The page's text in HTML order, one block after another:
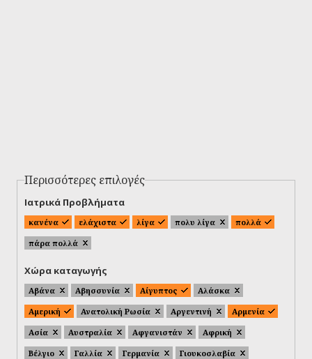
Περισσότερες επιλογές
Ιατρικά Προβλήματα
κανένα ελάχιστα λίγα πολυ λίγα
πολλά
πάρα πολλά
Χώρα καταγωγής
Αβάνα Αβησσυνία Αίγυπτος
Αλάσκα
Αμερική
Ανατολική Ρωσία Αργεντινή
Αρμενία
Ασία
Αυστραλία Αφγανιστάν
Αφρική
Βέλγιο
Γαλλία Γερμανία
Γιουκοσλαβία